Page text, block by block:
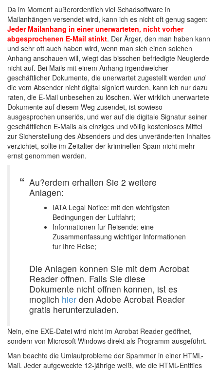
Da im Moment außerordentlich viel Schadsoftware in
Mailanhängen versendet wird, kann ich es nicht oft genug sagen:
Jeder Mailanhang in einer unerwarteten, nicht vorher
abgesprochenen E-Mail stinkt. Der Ärger, den man haben kann
und sehr oft auch haben wird, wenn man sich einen solchen
Anhang anschauen will, wiegt das bisschen befriedigte Neugierde
nicht auf. Bei Mails mit einem Anhang irgendwelcher
geschäftlicher Dokumente, die unerwartet zugestellt werden und
die vom Absender nicht digital signiert wurden, kann ich nur dazu
raten, die E-Mail unbesehen zu löschen. Wer wirklich unerwartete
Dokumente auf diesem Weg zusendet, ist sowieso
ausgesprochen unseriös, und wer auf die digitale Signatur seiner
geschäftlichen E-Mails als einziges und völlig kostenloses Mittel
zur Sicherstellung des Absenders und des unveränderten Inhaltes
verzichtet, sollte im Zeitalter der kriminellen Spam nicht mehr
ernst genommen werden.
Au?erdem erhalten Sie 2 weitere
Anlagen:
IATA Legal Notice: mit den wichtigsten
Bedingungen der Luftfahrt;
Informationen fur Reisende: eine
Zusammenfassung wichtiger Informationen
fur Ihre Reise;
Die Anlagen konnen Sie mit dem Acrobat
Reader offnen. Falls Sie diese
Dokumente nicht offnen konnen, ist es
moglich hier den Adobe Acrobat Reader
gratis herunterzuladen.
Nein, eine EXE-Datei wird nicht im Acrobat Reader geöffnet,
sondern von Microsoft Windows direkt als Programm ausgeführt.
Man beachte die Umlautprobleme der Spammer in einer HTML-
Mail. Jeder aufgeweckte 12-jährige weiß, wie die HTML-Entities